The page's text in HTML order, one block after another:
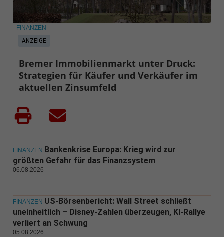
ANZEIGE
FINANZEN
Bremer Immobilienmarkt unter Druck:
Strategien für Käufer und Verkäufer im
aktuellen Zinsumfeld
FINANZEN Bankenkrise Europa: Krieg wird zur
größten Gefahr für das Finanzsystem
06.08.2026
FINANZEN US-Börsenbericht: Wall Street schließt
uneinheitlich – Disney-Zahlen überzeugen, KI-Rallye
verliert an Schwung
05.08.2026